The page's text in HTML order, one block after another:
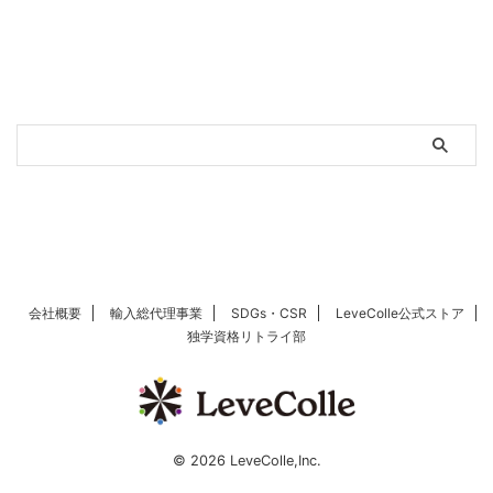
会社概要 輸入総代理事業 SDGs・CSR
LeveColle公式ストア
独学資格リトライ部
© 2026 LeveColle,Inc.